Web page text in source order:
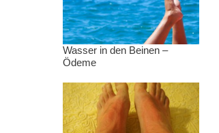
Wasser in den Beinen –
Ödeme